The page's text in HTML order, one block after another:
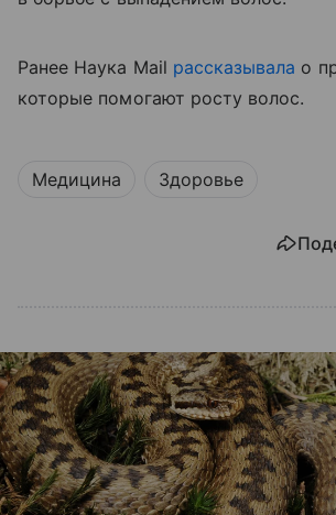
Ранее Наука Mail рассказывала о
которые помогают росту волос.
Медицина Здоровье